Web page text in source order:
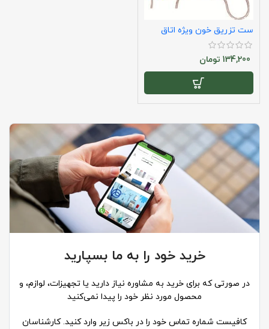
ست تزریق خون ویژه اتاق
عمل سوپا (استریل دو لایه
بسته‌بندی)
134,200 تومان
خرید خود را به ما بسپارید
در صورتی که برای خرید به مشاوره نیاز دارید یا تجهیزات، لوازم، و
محصول مورد نظر خود را پیدا نمی‌کنید
کافیست شماره تماس خود را در باکس زیر وارد کنید. کارشناسان